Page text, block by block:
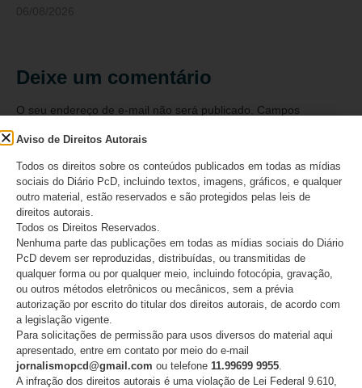
Deixe um comentário
O seu endereço de e-mail não será publicado. Campos
Comentário *
Nome*
Aviso de Direitos Autorais
Todos os direitos sobre os conteúdos publicados em todas as mídias
sociais do Diário PcD, incluindo textos, imagens, gráficos, e qualquer
outro material, estão reservados e são protegidos pelas leis de
direitos autorais.
Todos os Direitos Reservados.
Nenhuma parte das publicações em todas as mídias sociais do Diário
PcD devem ser reproduzidas, distribuídas, ou transmitidas de
qualquer forma ou por qualquer meio, incluindo fotocópia, gravação,
ou outros métodos eletrônicos ou mecânicos, sem a prévia
autorização por escrito do titular dos direitos autorais, de acordo com
a legislação vigente.
Para solicitações de permissão para usos diversos do material aqui
apresentado, entre em contato por meio do e-mail
jornalismopcd@gmail.com ou telefone 11.99699 9955.
A infração dos direitos autorais é uma violação de Lei Federal 9.610,